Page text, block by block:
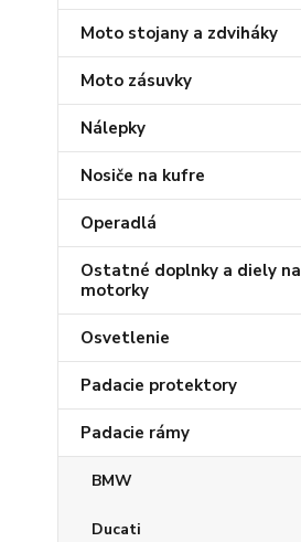
Moto stojany a zdviháky
Moto zásuvky
Nálepky
Nosiče na kufre
Operadlá
Ostatné doplnky a diely na
motorky
Osvetlenie
Padacie protektory
Padacie rámy
BMW
Ducati